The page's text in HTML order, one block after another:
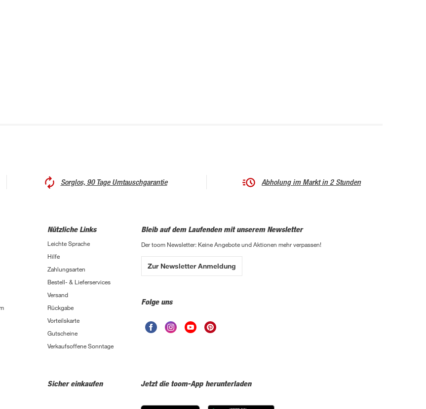
Sorglos, 90 Tage Umtauschgarantie Abholung im Markt in 2 Stunden
Nützliche Links
Leichte Sprache
Hilfe
Zahlungsarten
Bestell- & Lieferservices
Versand
Rückgabe
Vorteilskarte
Gutscheine
Verkaufsoffene Sonntage
Bleib auf dem Laufenden mit unserem Newsletter
Der toom Newsletter: Keine Angebote und Aktionen mehr verpassen!
Zur Newsletter Anmeldung
Folge uns
Sicher einkaufen Jetzt die toom-App herunterladen